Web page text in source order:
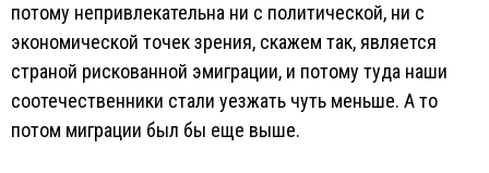
потому непривлекательна ни с политической, ни с
экономической точек зрения, скажем так, является
страной рискованной эмиграции, и потому туда наши
соотечественники стали уезжать чуть меньше. А то
потом миграции был бы еще выше.